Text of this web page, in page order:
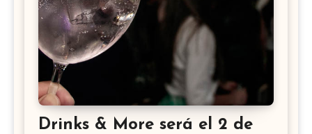
Drinks & More será el 2 de